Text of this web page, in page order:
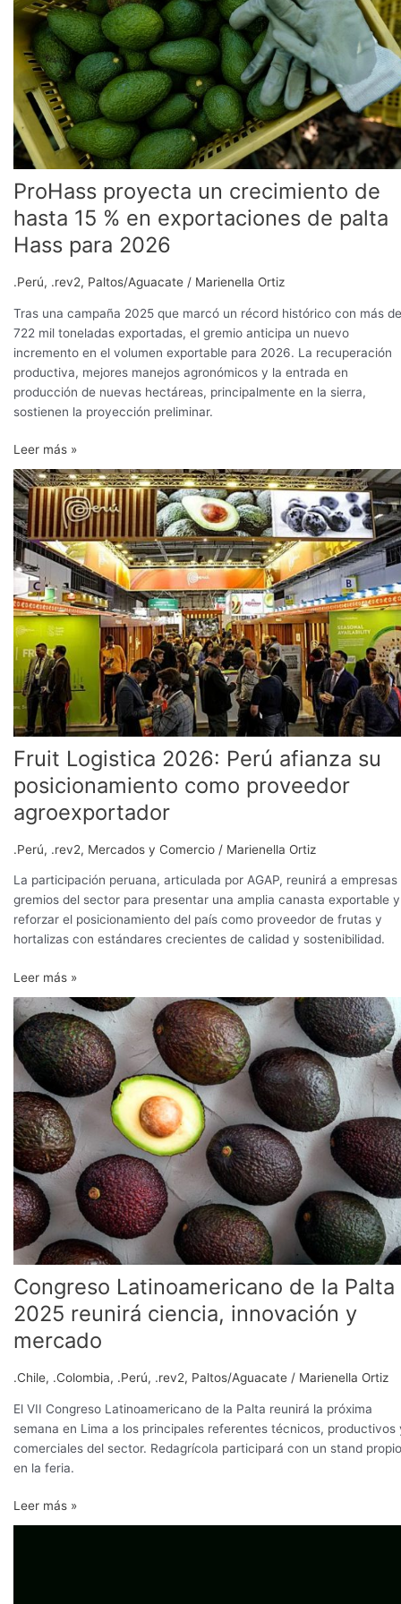
ProHass proyecta un crecimiento de
hasta 15 % en exportaciones de palta
Hass para 2026
.Perú, .rev2, Paltos/Aguacate / Marienella Ortiz
Tras una campaña 2025 que marcó un récord histórico con más de
722 mil toneladas exportadas, el gremio anticipa un nuevo
incremento en el volumen exportable para 2026. La recuperación
productiva, mejores manejos agronómicos y la entrada en
producción de nuevas hectáreas, principalmente en la sierra,
sostienen la proyección preliminar.
hasta
15
%
exportaciones
de
palta
Hass
para
2026
Leer más »
Fruit Logistica 2026: Perú afianza su
posicionamiento como proveedor
agroexportador
.Perú, .rev2, Mercados y Comercio / Marienella Ortiz
La participación peruana, articulada por AGAP, reunirá a empresas
gremios del sector para presentar una amplia canasta exportable y
reforzar el posicionamiento del país como proveedor de frutas y
hortalizas con estándares crecientes de calidad y sostenibilidad.
Fruit
Logistica
2026:
Perú
afianza
su
posicionamiento
como
proveedor
agroexportador
Leer más »
Congreso Latinoamericano de la Palta
2025 reunirá ciencia, innovación y
mercado
.Chile, .Colombia, .Perú, .rev2, Paltos/Aguacate / Marienella Ortiz
El VII Congreso Latinoamericano de la Palta reunirá la próxima
semana en Lima a los principales referentes técnicos, productivos
comerciales del sector. Redagrícola participará con un stand propio
en la feria.
Congreso
Latinoamericano
de
la
Palta
2025
reunirá
ciencia,
innovación
y
mercado
Leer más »